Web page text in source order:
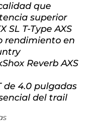
que
superior
SL T-Type AXS
rendimiento en
Reverb AXS
de 4.0 pulgadas
del trail